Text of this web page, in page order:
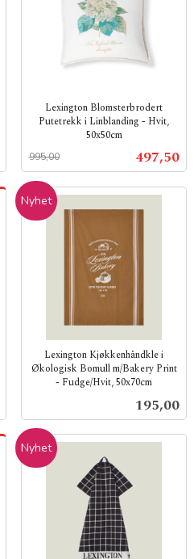
Lexington Blomsterbrodert
Putetrekk i Linblanding - Hvit,
50x50cm
Tilbud
497,50
995,00
mva.
Lexington Kjøkkenhåndkle i
Økologisk Bomull m/Bakery Print
- Fudge/Hvit, 50x70cm
Pris
195,00
Nyhet
Nyhet